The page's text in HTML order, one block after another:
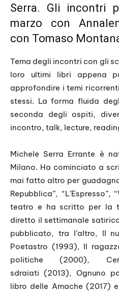
Serra. Gli incontri
marzo con
con Tomaso
Tema degli incontri con gli
loro ultimi libri appena
approfondire i temi
stessi. La forma fluida
seconda degli ospiti,
incontro, talk, lecture,
Michele Serra Errante è
Milano. Ha cominciato a
mai fatto altro per
Repubblica”,
teatro e ha scritto per la
diretto il settimanale
pubblicato, tra l’altro, Il
Poetastro (1993), Il
politiche (2000),
sdraiati (2013), Ognuno
libro delle Amache (2017) e